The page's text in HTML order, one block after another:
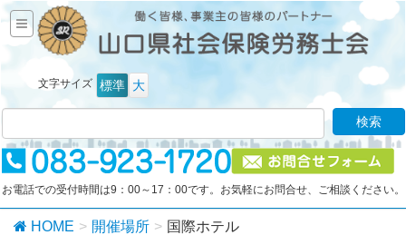
文字サイズ 標準 大
お電話での受付時間は9：00～17：00です。お気軽にお問合せ、ご相談ください。
HOME 開催場所 国際ホテル